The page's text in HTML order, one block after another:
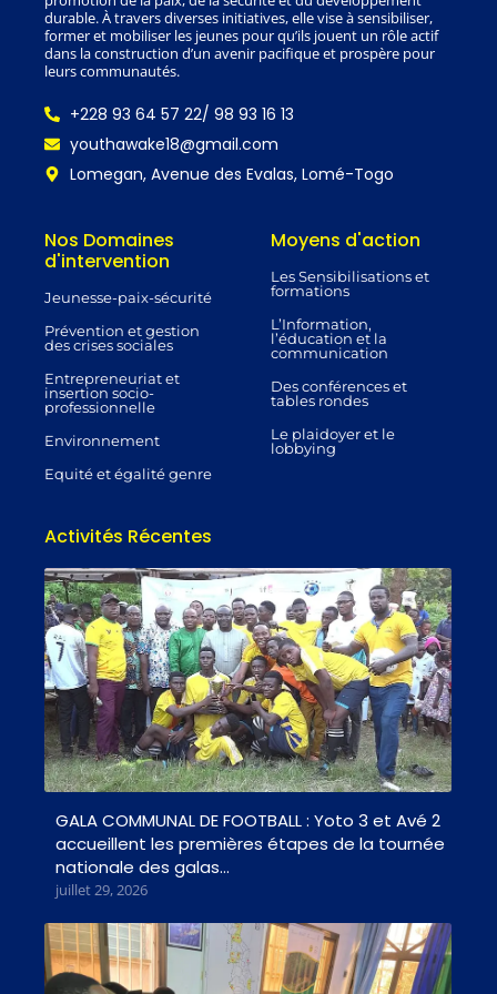
durable. À travers diverses initiatives, elle vise à sensibiliser,
former et mobiliser les jeunes pour qu’ils jouent un rôle actif
dans la construction d’un avenir pacifique et prospère pour
leurs communautés.
+228 93 64 57 22/ 98 93 16 13
youthawake18@gmail.com
Lomegan, Avenue des Evalas, Lomé-Togo
Nos Domaines
d'intervention
Jeunesse-paix-sécurité
Prévention et gestion
des crises sociales
Entrepreneuriat et
insertion socio-
professionnelle
Environnement
Equité et égalité genre
Moyens d'action
Les Sensibilisations et
formations
L’Information,
l’éducation et la
communication
Des conférences et
tables rondes
Le plaidoyer et le
lobbying
Activités Récentes
GALA COMMUNAL DE FOOTBALL : Yoto 3 et Avé 2
accueillent les premières étapes de la tournée
nationale des galas…
juillet 29, 2026